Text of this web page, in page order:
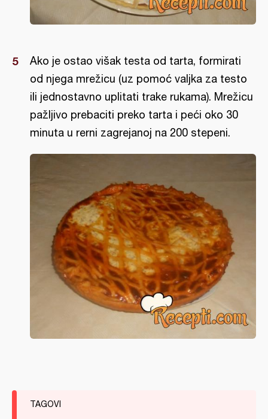
Ako je ostao višak testa od tarta, formirati
od njega mrežicu (uz pomoć valjka za testo
ili jednostavno uplitati trake rukama). Mrežicu
pažljivo prebaciti preko tarta i peći oko 30
minuta u rerni zagrejanoj na 200 stepeni.
TAGOVI